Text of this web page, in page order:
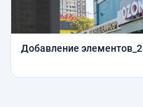
Добавление элементов_2